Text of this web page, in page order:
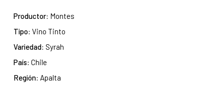
Productor: Montes
Tipo: Vino Tinto
Variedad: Syrah
País: Chile
Región: Apalta